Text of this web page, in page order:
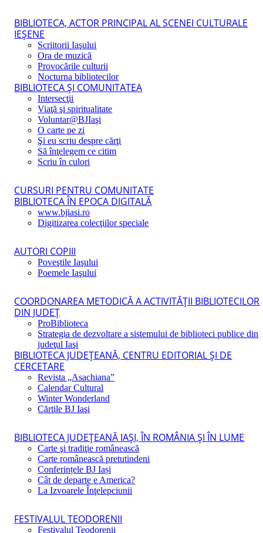
BIBLIOTECA, ACTOR PRINCIPAL AL SCENEI CULTURALE
IEŞENE
Scriitorii Iaşului
Ora de muzică
Provocările culturii
Nocturna bibliotecilor
BIBLIOTECA ŞI COMUNITATEA
Intersecţii
Viaţă şi spiritualitate
Voluntar@BJIaşi
O carte pe zi
Şi eu scriu despre cărţi
Să înţelegem ce citim
Scriu în culori
CURSURI PENTRU COMUNITATE
BIBLIOTECA ÎN EPOCA DIGITALĂ
www.bjiasi.ro
Digitizarea colecţiilor speciale
AUTORI COPIII
Poveştile Iaşului
Poemele Iaşului
COORDONAREA METODICĂ A ACTIVITĂŢII BIBLIOTECILOR
DIN JUDEŢ
ProBiblioteca
Strategia de dezvoltare a sistemului de biblioteci publice din
judeţul Iaşi
BIBLIOTECA JUDEŢEANĂ, CENTRU EDITORIAL ŞI DE
CERCETARE
Revista „Asachiana”
Calendar Cultural
Winter Wonderland
Cărţile BJ Iaşi
BIBLIOTECA JUDEŢEANĂ IAŞI, ÎN ROMÂNIA ŞI ÎN LUME
Carte şi tradiţie românească
Carte românească pretutindeni
Conferințele BJ Iași
Cât de departe e America?
La Izvoarele Înţelepciunii
FESTIVALUL TEODORENII
Festivalul Teodorenii